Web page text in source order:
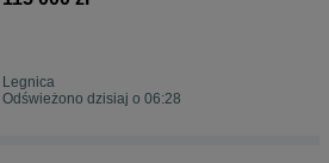
Legnica
Odświeżono dzisiaj o 06:28